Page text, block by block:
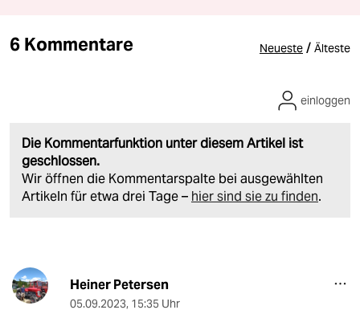
6 Kommentare Neueste / Älteste
Die Kommentarfunktion unter diesem Artikel ist
geschlossen.
Wir öffnen die Kommentarspalte bei ausgewählten
Artikeln für etwa drei Tage – hier sind sie zu finden.
einloggen
Heiner Petersen
05.09.2023, 15:35 Uhr